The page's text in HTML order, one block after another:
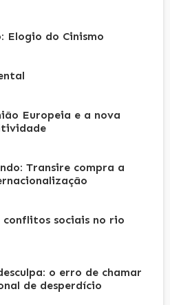
Elogio do Cinismo
Europeia e a nova
Transire compra a
sociais no rio
o erro de chamar
de desperdício